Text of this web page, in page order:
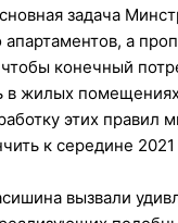
задача
апартаментов, а
конечный
в жилых
этих правил
к середине 2021
вызвали